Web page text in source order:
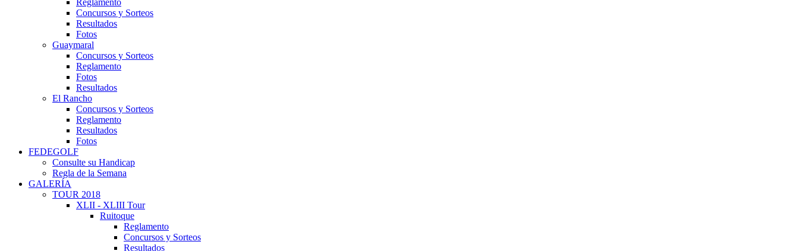
Reglamento
Concursos y Sorteos
Resultados
Fotos
Guaymaral
Concursos y Sorteos
Reglamento
Fotos
Resultados
El Rancho
Concursos y Sorteos
Reglamento
Resultados
Fotos
FEDEGOLF
Consulte su Handicap
Regla de la Semana
GALERÍA
TOUR 2018
XLII - XLIII Tour
Ruitoque
Reglamento
Concursos y Sorteos
Resultados